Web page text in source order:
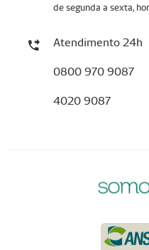
de segunda a sexta,
Atendimento 24h
0800 970 9087
4020 9087